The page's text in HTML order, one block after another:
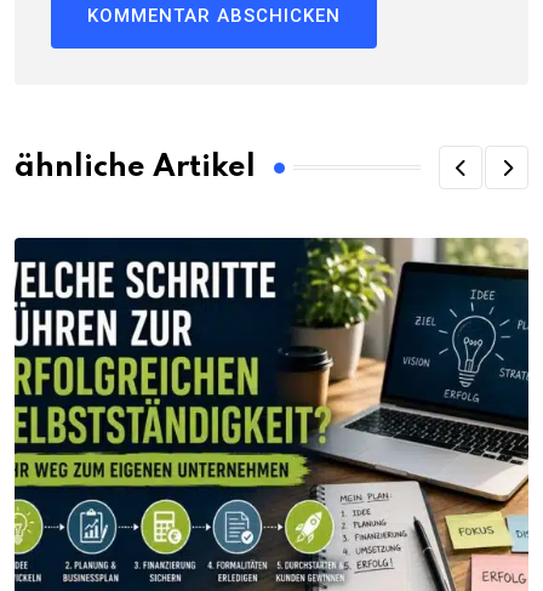
ähnliche Artikel